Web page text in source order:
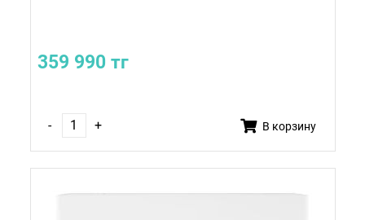
359 990 тг
- + В корзину